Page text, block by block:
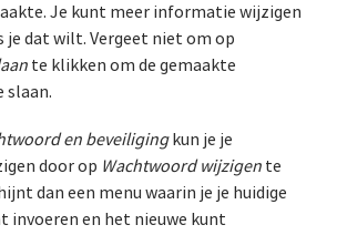
Je kunt meer informatie wijzigen
je dat wilt. Vergeet niet om op
te klikken om de gemaakte
slaan.
en beveiligingkun je je
door op Wachtwoord wijzigen te
dan een menu waarin je je huidige
invoeren en het nieuwe kunt